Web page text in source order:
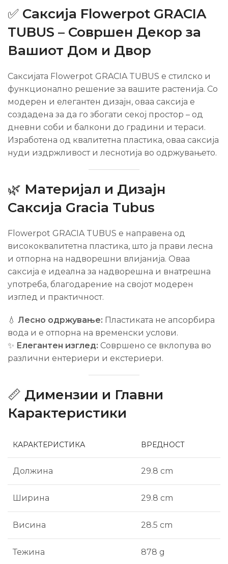
✅ Саксија Flowerpot GRACIA
TUBUS – Совршен Декор за
Вашиот Дом и Двор
Саксијата Flowerpot GRACIA TUBUS е стилско и
функционално решение за вашите растенија. Со
модерен и елегантен дизајн, оваа саксија е
создадена за да го збогати секој простор – од
дневни соби и балкони до градини и тераси.
Изработена од квалитетна пластика, оваа саксија
нуди издржливост и леснотија во одржувањето.
🌿 Материјал и Дизајн
Саксија Gracia Tubus
Flowerpot GRACIA TUBUS е направена од
висококвалитетна пластика, што ја прави лесна
и отпорна на надворешни влијанија. Оваа
саксија е идеална за надворешна и внатрешна
употреба, благодарение на својот модерен
изглед и практичност.
💧 Лесно одржување: Пластиката не апсорбира
вода и е отпорна на временски услови.
✨ Елегантен изглед: Совршено се вклопува во
различни ентериери и екстериери.
📏 Димензии и Главни
Карактеристики
КАРАКТЕРИСТИКА ВРЕДНОСТ
Должина 29.8 cm
Ширина 29.8 cm
Висина 28.5 cm
Тежина 878 g